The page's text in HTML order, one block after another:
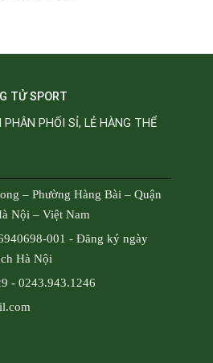
TỬ SPORT
PHỐI SỈ, LẺ HÀNG THỂ
– Phường Hàng Bài – Quận
Nội – Việt Nam
001 - Đăng ký ngày
Hà Nội
- 0243.943.1246